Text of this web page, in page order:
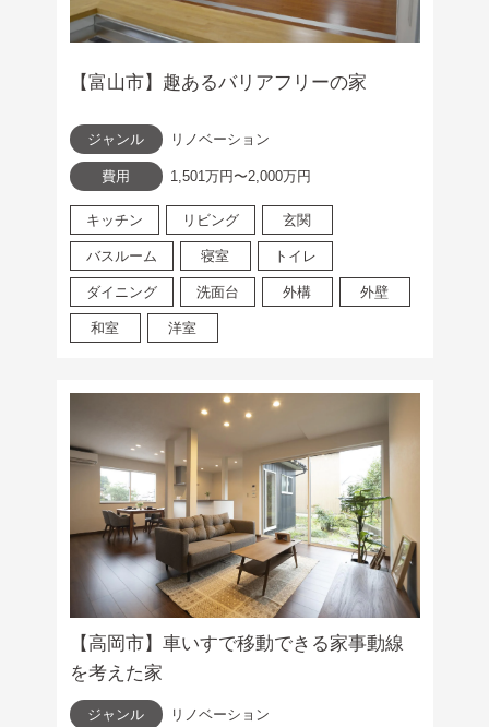
【富山市】趣あるバリアフリーの家
ジャンル リノベーション
費用 1,501万円〜2,000万円
キッチン リビング 玄関
バスルーム 寝室 トイレ
ダイニング 洗面台 外構 外壁
和室 洋室
【高岡市】車いすで移動できる家事動線
を考えた家
ジャンル リノベーション